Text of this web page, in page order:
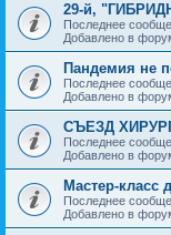
29-й,
Последнее
Добавлено в
Пандемия не
Последнее
Добавлено в
СЪЕЗД
Последнее
Добавлено в
Мастер-класс
Последнее
Добавлено в